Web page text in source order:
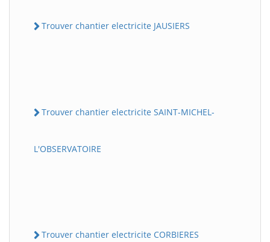
Trouver chantier electricite JAUSIERS
Trouver chantier electricite SAINT-MICHEL-
L'OBSERVATOIRE
Trouver chantier electricite CORBIERES